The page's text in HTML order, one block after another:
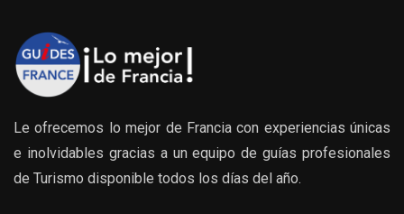
Le ofrecemos lo mejor de Francia con experiencias únicas
e inolvidables gracias a un equipo de guías profesionales
de Turismo disponible todos los días del año.